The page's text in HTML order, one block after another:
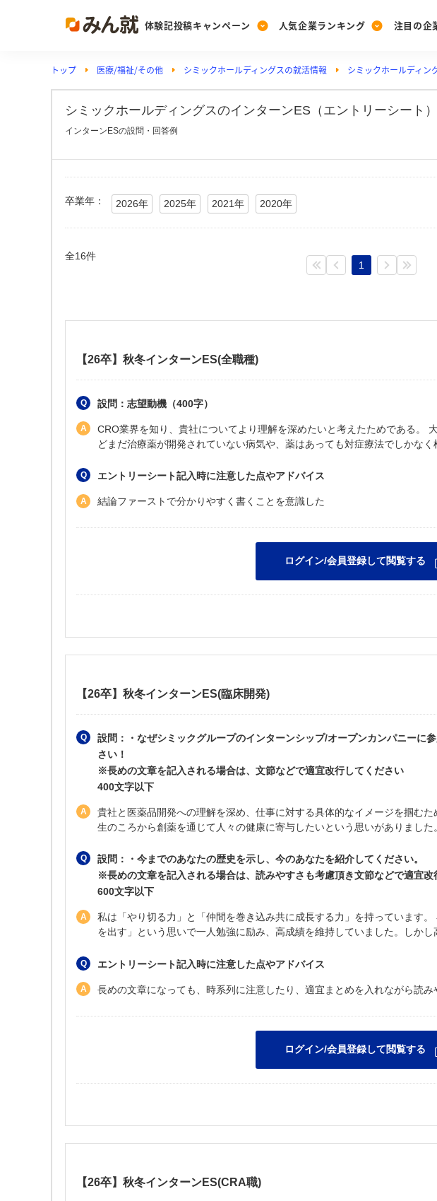
体験記投稿キャンペーン
Post
投稿する
[27卒] 本選
人気企業ランキング
Ranking
ランキングを見る
みんなの
Vote
注目の企
PickUp
注目の企業特集
動画で知ろう！業界・企業研究
トップ 医療/福祉/その他 シミックホールディングスの就活情報 シミックホールディン
シミックホールディングスのインターンES（エントリーシート）
インターンESの設問・回答例
卒業年： 2026年 2025年 2021年 2020年
全16件
1
【26卒】秋冬インターンES(全職種)
設問：志望動機（400字）
CRO業界を知り、貴社についてより理解を深めたいと考えたためである。
どまだ治療薬が開発されていない病気や、薬はあっても対症療法でしかな
エントリーシート記入時に注意した点やアドバイス
結論ファーストで分かりやすく書くことを意識した
【26卒】秋冬インターンES(臨床開発)
設問：・なぜシミックグループのインターンシップ/オープンカンパニーに
さい！
※長めの文章を記入される場合は、文節などで適宜改行してください
400文字以下
貴社と医薬品開発への理解を深め、仕事に対する具体的なイメージを掴む
生のころから創薬を通じて人々の健康に寄与したいという思いがありました
設問：・今までのあなたの歴史を示し、今のあなたを紹介してください。
※長めの文章を記入される場合は、読みやすさも考慮頂き文節などで適宜改
600文字以下
私は「やり切る力」と「仲間を巻き込み共に成長する力」を持っています
を出す」という思いで一人勉強に励み、高成績を維持していました。しか
エントリーシート記入時に注意した点やアドバイス
長めの文章になっても、時系列に注意したり、適宜まとめを入れながら読み
【26卒】秋冬インターンES(CRA職)